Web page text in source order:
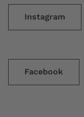
Instagram
Facebook